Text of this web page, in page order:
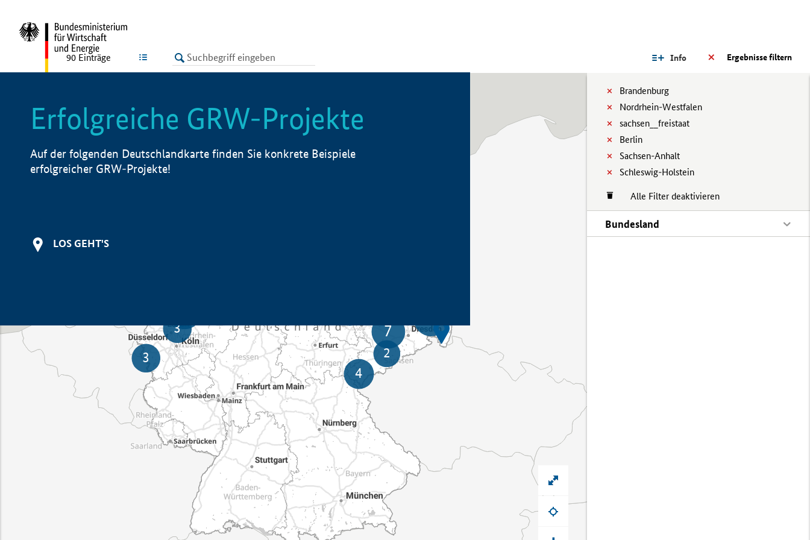
LISTE Ergebnisse filtern
Info
Brandenburg
Nordrhein-Westfalen
sachsen__freistaat
Berlin
Sachsen-Anhalt
Schleswig-Holstein
Alle Filter deaktivieren
Bundesland
90 Einträge
Erfolgreiche GRW-Projekte
Auf der folgenden Deutschlandkarte finden Sie konkrete Beispiele
erfolgreicher GRW-Projekte!
LOS GEHT'S